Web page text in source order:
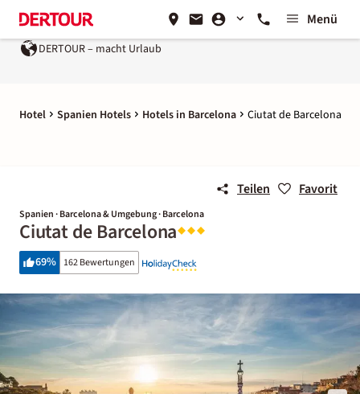
Menü
DERTOUR – macht Urlaub
Hotel Spanien Hotels Hotels in Barcelona Ciutat de Barcelona
Teilen Favorit
Spanien · Barcelona & Umgebung · Barcelona
Ciutat de Barcelona
69% 162 Bewertungen